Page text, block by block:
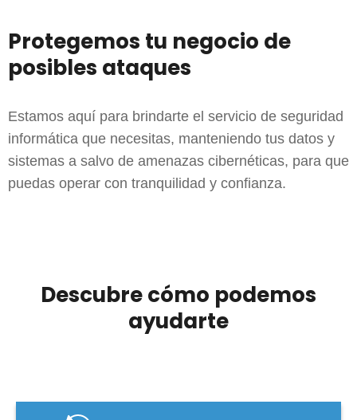
Protegemos tu negocio de
posibles ataques
Estamos aquí para brindarte el servicio de seguridad
informática que necesitas, manteniendo tus datos y
sistemas a salvo de amenazas cibernéticas, para que
puedas operar con tranquilidad y confianza.
Descubre cómo podemos
ayudarte